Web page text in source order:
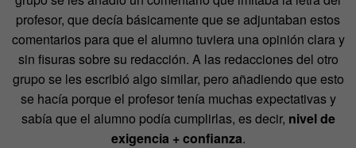
profesor, que decía básicamente que se adjuntaban estos
comentarios para que el alumno tuviera una opinión clara y
sin fisuras sobre su redacción. A las redacciones del otro
grupo se les escribió algo similar, pero añadiendo que esto
se hacía porque el profesor tenía muchas expectativas y
sabía que el alumno podía cumplirlas, es decir, nivel de
exigencia + confianza.